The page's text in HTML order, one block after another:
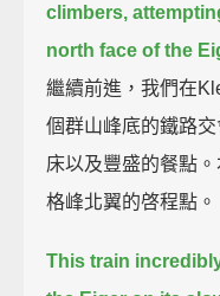
climbers,
north face of the
繼續前進，我們在
個群山峰底的鐵路
床以及豐盛的餐點
格峰北翼的啓程點。
This train